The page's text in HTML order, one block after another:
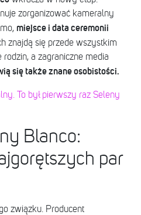
zorganizować kameralny
miejsce i data ceremonii
znajdą się przede wszystkim
a zagraniczne media
się także znane osobistości.
To był pierwszy raz Seleny
Blanco:
par
związku. Producent